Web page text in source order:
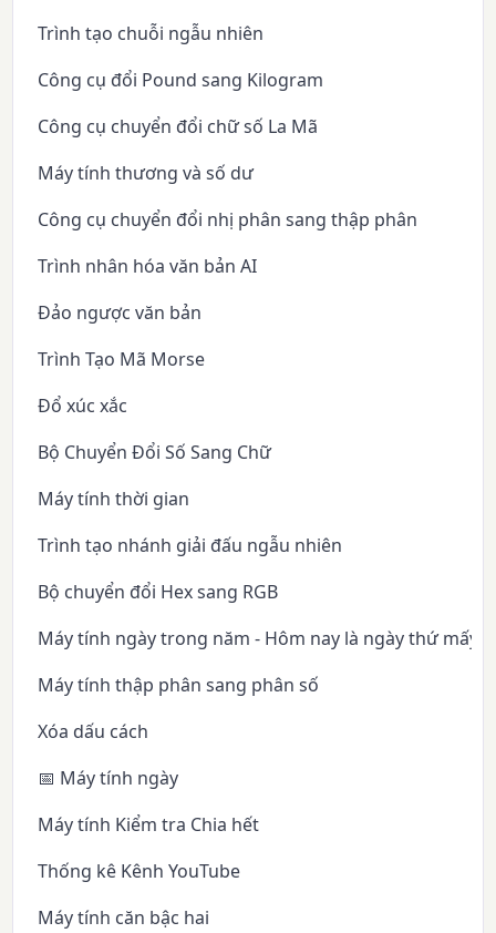
Trình tạo chuỗi ngẫu nhiên
Công cụ đổi Pound sang Kilogram
Công cụ chuyển đổi chữ số La Mã
Máy tính thương và số dư
Công cụ chuyển đổi nhị phân sang thập phân
Trình nhân hóa văn bản AI
Đảo ngược văn bản
Trình Tạo Mã Morse
Đổ xúc xắc
Bộ Chuyển Đổi Số Sang Chữ
Máy tính thời gian
Trình tạo nhánh giải đấu ngẫu nhiên
Bộ chuyển đổi Hex sang RGB
Máy tính ngày trong năm - Hôm nay là ngày thứ mấy
Máy tính thập phân sang phân số
Xóa dấu cách
📅 Máy tính ngày
Máy tính Kiểm tra Chia hết
Thống kê Kênh YouTube
Máy tính căn bậc hai